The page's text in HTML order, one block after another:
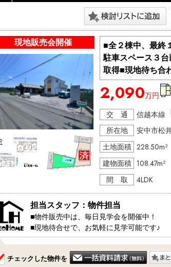
（説明も交えて見たい方）
３，知りたい見学　　50分～
（購入に関するの事を知りたい方）
・・・・・・・・・・・・・・
＞ 見学日：平日でも週末でも
＞ 開催時間：10:00～17：00
＞ その他、時間外でもご相談ください。
※極力、お客様のご都合に合わせますが、
※物件は流動的な為、売れてしまう場合や
現地販売会開催
■全２棟中、最終
駐車スペース３
取得■現地待ち合
2,090万円
交 通
信越本線
所在地
安中市松
土地面積 228.50m²
建物面積 108.47m²
間 取
4LDK
担当スタッフ：物件担当
■物件販売中は、毎日見学会を開催中！
■現地待合せで、お気軽に見学可能です♪
・・・見学コース・・・・・・
１，ちょこっと見学　20分～
チェックした物件を